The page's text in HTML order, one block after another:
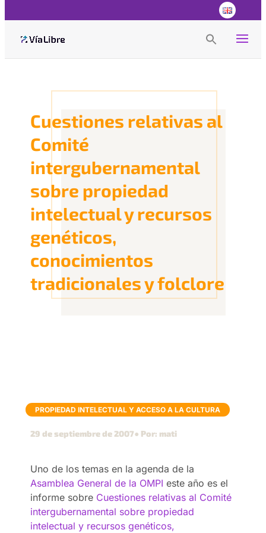
Search Button
Cuestiones relativas al
Comité
intergubernamental
sobre propiedad
intelectual y recursos
genéticos,
conocimientos
tradicionales y folclore
PROPIEDAD INTELECTUAL Y ACCESO A LA CULTURA
29 de septiembre de 2007● Por: mati
Uno de los temas en la agenda de la
Asamblea General de la OMPI este año es el
informe sobre Cuestiones relativas al Comité
intergubernamental sobre propiedad
intelectual y recursos genéticos,